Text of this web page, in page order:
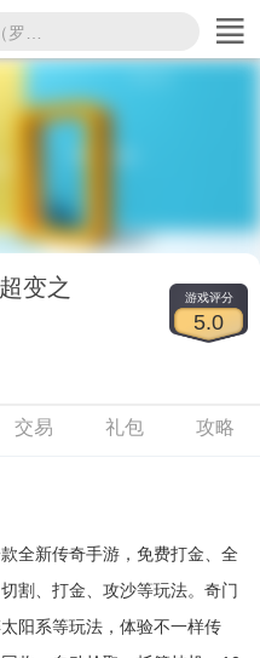
变之
游戏评分
5.0
交易 礼包 攻略
全新传奇手游，免费打金、全
割、打金、攻沙等玩法。奇门
阳系等玩法，体验不一样传